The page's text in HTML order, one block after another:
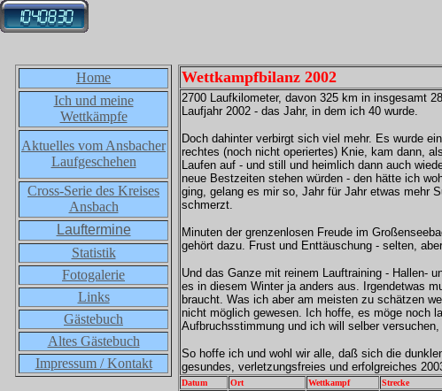
Home
Ich und meine
Wettkämpfe
Aktuelles vom Ansbacher
Laufgeschehen
Cross-Serie des Kreises
Ansbach
Lauftermine
Statistik
Fotogalerie
Links
Gästebuch
Altes Gästebuch
Impressum / Kontakt
Wettkampfbilanz 2002
2700 Laufkilometer, davon 325 km in insgesamt
Laufjahr 2002 - das Jahr, in dem ich 40 wurde.
Doch dahinter verbirgt sich viel mehr. Es wurde
rechtes (noch nicht operiertes) Knie, kam dann,
Laufen auf - und still und heimlich dann auch
neue Bestzeiten stehen würden - den hätte ich
ging, gelang es mir so, Jahr für Jahr etwas mehr
schmerzt.
Minuten der grenzenlosen Freude im
gehört dazu. Frust und Enttäuschung - selten,
Und das Ganze mit reinem Lauftraining - Hallen-
es in diesem Winter ja anders aus. Irgendetwas
braucht. Was ich aber am meisten zu schätzen
nicht möglich gewesen. Ich hoffe, es möge noch
Aufbruchsstimmung und ich will selber
So hoffe ich und wohl wir alle, daß sich die
gesundes, verletzungsfreies und erfolgreiches
Datum Ort Wettkampf Strecke